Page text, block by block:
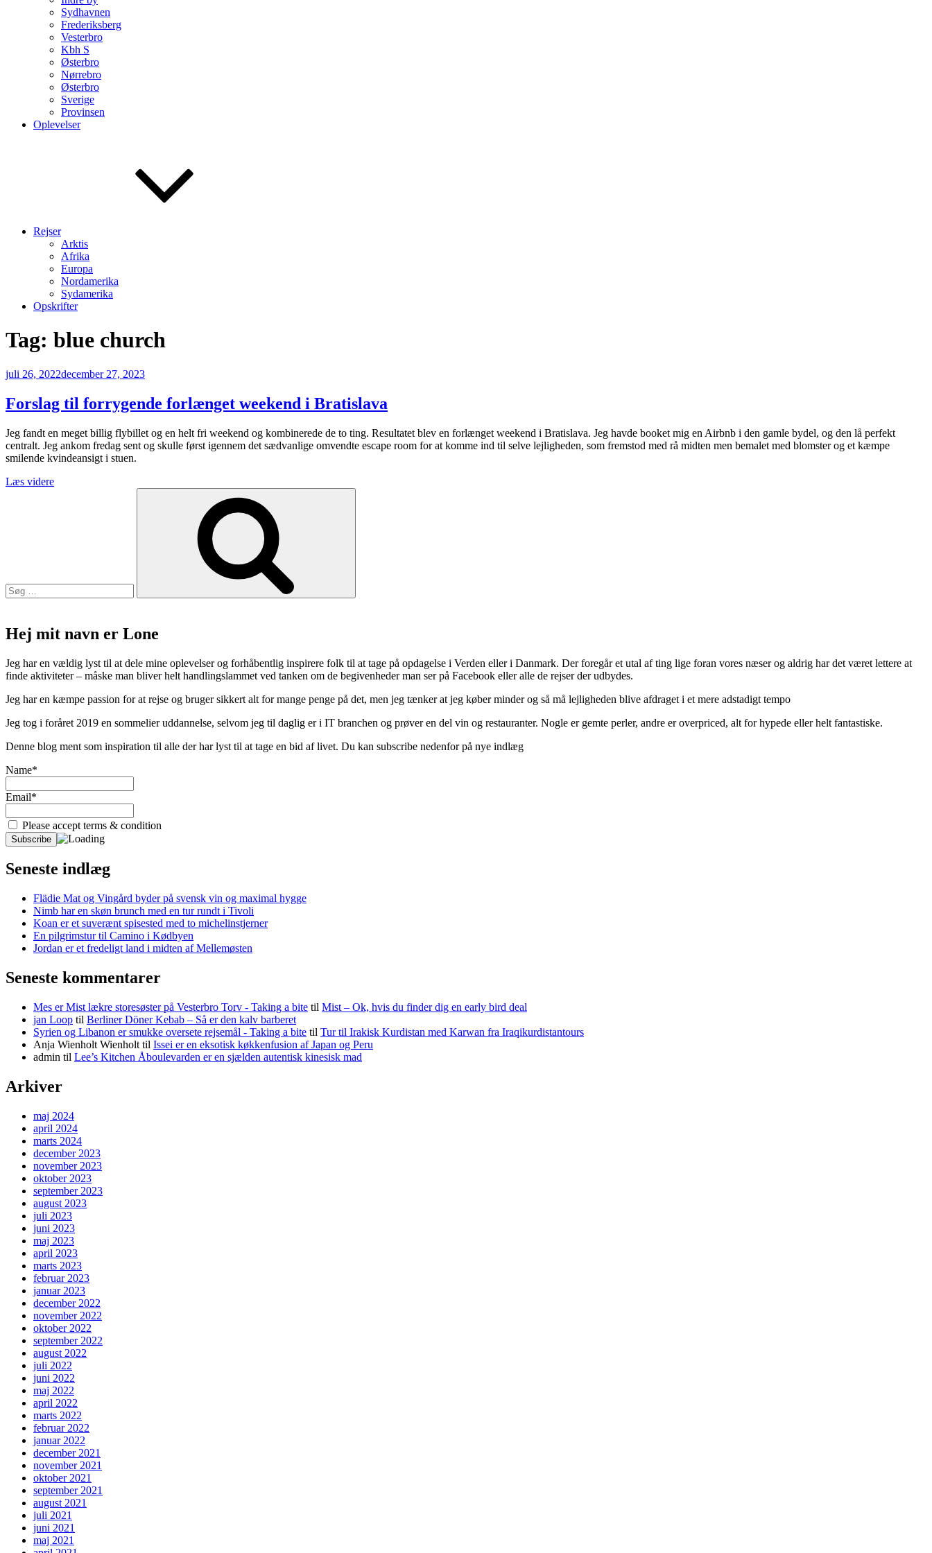
Sydhavnen
Frederiksberg
Vesterbro
Kbh S
Østerbro
Nørrebro
Østerbro
Sverige
Provinsen
Oplevelser
Rejser
Arktis
Afrika
Europa
Nordamerika
Sydamerika
Opskrifter
Tag: blue church
Udgivet
juli 26, 2022december 27, 2023
Forslag til forrygende forlænget weekend i Bratislava
Jeg fandt en meget billig flybillet og en helt fri weekend og kombinerede de to ting. Resultatet blev en forlænget weekend i Bratislava. Jeg havde booket mig en Airbnb i den gamle bydel, og den lå perfekt
centralt. Jeg ankom fredag sent og skulle først igennem det sædvanlige omvendte escape room for at komme ind til selve lejligheden, som fremstod med rå midten men bemalet med blomster og et kæmpe
smilende kvindeansigt i stuen.
Læs videre“Forslag
Hej mit navn er Lone
Jeg har en vældig lyst til at dele mine oplevelser og forhåbentlig inspirere folk til at tage på opdagelse i Verden eller i Danmark. Der foregår et utal af ting lige foran vores næser og aldrig har det været lettere at
finde aktiviteter – måske man bliver helt handlingslammet ved tanken om de begivenheder man ser på Facebook eller alle de rejser der udbydes.
Jeg har en kæmpe passion for at rejse og bruger sikkert alt for mange penge på det, men jeg tænker at jeg køber minder og så må lejligheden blive afdraget i et mere adstadigt tempo
Jeg tog i foråret 2019 en sommelier uddannelse, selvom jeg til daglig er i IT branchen og prøver en del vin og restauranter. Nogle er gemte perler, andre er overpriced, alt for hypede eller helt fantastiske.
Denne blog ment som inspiration til alle der har lyst til at tage en bid af livet. Du kan subscribe nedenfor på nye indlæg
Name*
Email*
Please accept terms & condition
Seneste indlæg
Flädie Mat og Vingård byder på svensk vin og maximal hygge
Nimb har en skøn brunch med en tur rundt i Tivoli
Koan er et suverænt spisested med to michelinstjerner
En pilgrimstur til Camino i Kødbyen
Jordan er et fredeligt land i midten af Mellemøsten
Seneste kommentarer
Mes er Mist lækre storesøster på Vesterbro Torv - Taking a bite til Mist – Ok, hvis du finder dig en early bird deal
jan Loop til Berliner Döner Kebab – Så er den kalv barberet
Syrien og Libanon er smukke oversete rejsemål - Taking a bite til Tur til Irakisk Kurdistan med Karwan fra Iraqikurdistantours
Anja Wienholt Wienholt til Issei er en eksotisk køkkenfusion af Japan og Peru
admin til Lee’s Kitchen Åboulevarden er en sjælden autentisk kinesisk mad
Arkiver
maj 2024
april 2024
marts 2024
december 2023
november 2023
oktober 2023
september 2023
august 2023
juli 2023
juni 2023
maj 2023
april 2023
marts 2023
februar 2023
januar 2023
december 2022
november 2022
oktober 2022
september 2022
august 2022
juli 2022
juni 2022
maj 2022
april 2022
marts 2022
februar 2022
januar 2022
december 2021
november 2021
oktober 2021
september 2021
august 2021
juli 2021
juni 2021
maj 2021